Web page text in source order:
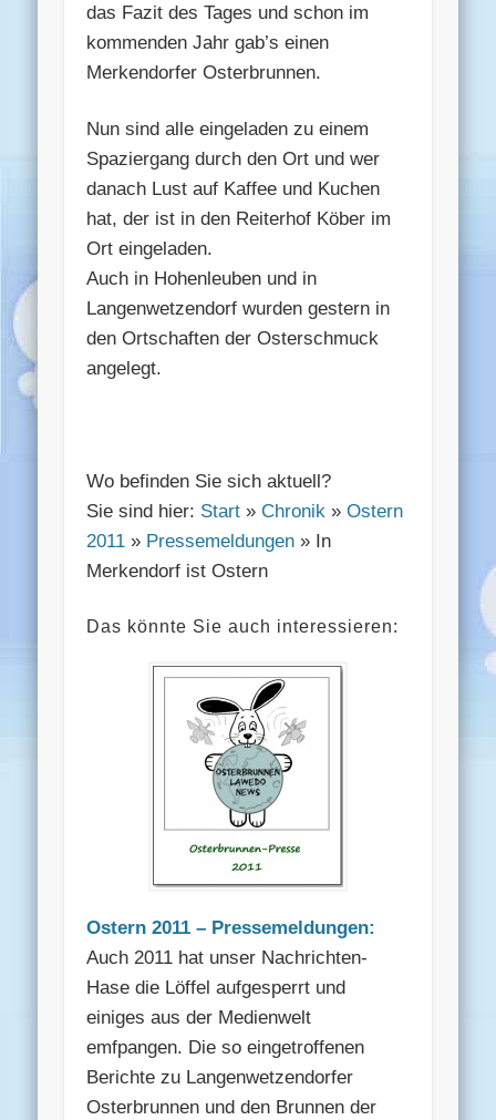
das Fazit des Tages und schon im
kommenden Jahr gab’s einen
Merkendorfer Osterbrunnen.
Nun sind alle eingeladen zu einem
Spaziergang durch den Ort und wer
danach Lust auf Kaffee und Kuchen
hat, der ist in den Reiterhof Köber im
Ort eingeladen.
Auch in Hohenleuben und in
Langenwetzendorf wurden gestern in
den Ortschaften der Osterschmuck
angelegt.
Wo befinden Sie sich aktuell?
Sie sind hier: Start »Chronik »Ostern
2011 » Pressemeldungen » In
Merkendorf ist Ostern
Das könnte Sie auch interessieren:
Ostern 2011 – Pressemeldungen:
Auch 2011 hat unser Nachrichten-
Hase die Löffel aufgesperrt und
einiges aus der Medienwelt
emfpangen. Die so eingetroffenen
Berichte zu Langenwetzendorfer
Osterbrunnen und den Brunnen der